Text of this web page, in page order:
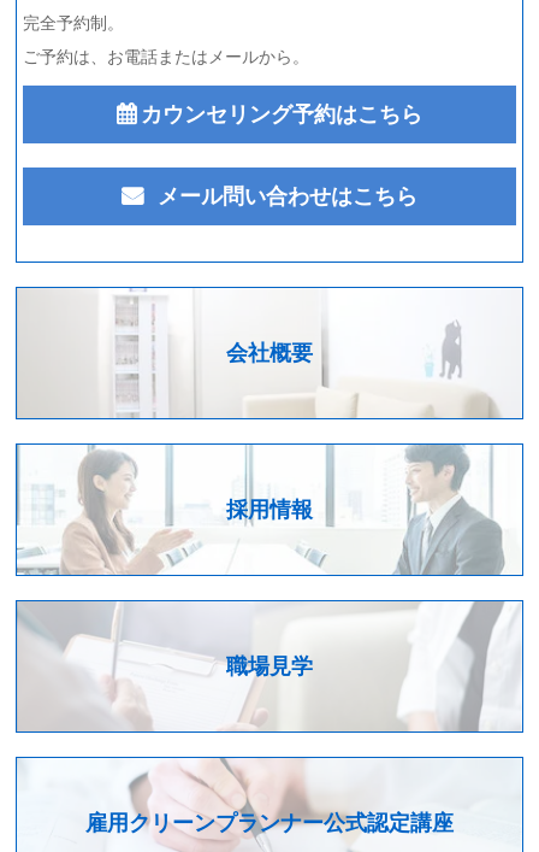
完全予約制。
ご予約は、お電話またはメールから。
カウンセリング予約はこちら
メール問い合わせはこちら
会社概要
採用情報
職場見学
雇用クリーンプランナー公式認定講座